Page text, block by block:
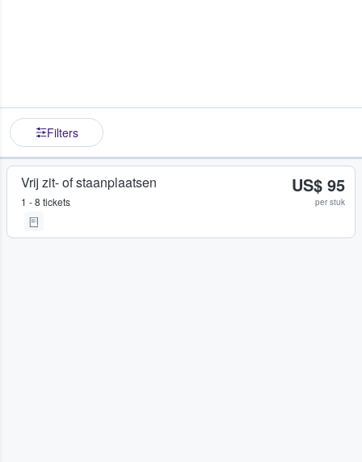
Filters
Vrij zit- of staanplaatsen
1 - 8 tickets
US$ 95
per stuk